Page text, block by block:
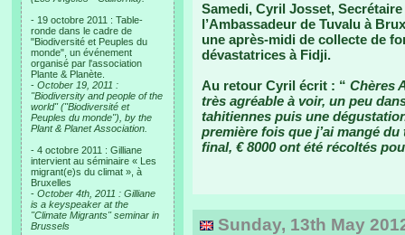
- 19 octobre 2011 : Table-
ronde dans le cadre de
"Biodiversité et Peuples du
monde", un événement
organisé par l'association
Plante & Planète.
- October 19, 2011 :
"Biodiversity and people of the
world" ("Biodiversité et
Peuples du monde"), by the
Plant & Planet Association.
- 4 octobre 2011 : Gilliane
intervient au séminaire « Les
migrant(e)s du climat », à
Bruxelles
- October 4th, 2011 : Gilliane
is a keyspeaker at the
"Climate Migrants" seminar in
Brussels
Samedi, Cyril Josset,
l’Ambassadeur de Tuvalu à
une après-midi de collecte de
dévastatrices à Fidji.
Au retour Cyril écrit : “ Chères
très agréable à voir, un peu
tahitiennes puis une
première fois que j’ai mangé
final, € 8000 ont été récoltés
Sunday, 13th May